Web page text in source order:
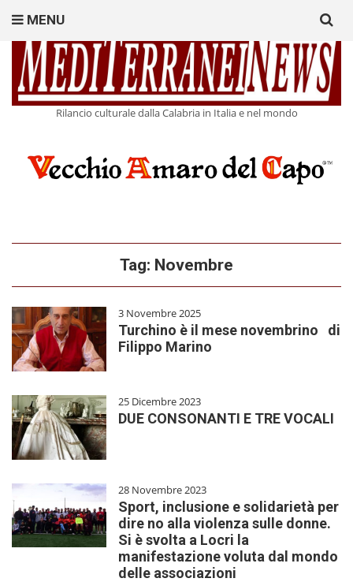
Rilancio culturale dalla Calabria in Italia e nel mondo
MENU
for:
Tag: Novembre
3 Novembre 2025
Turchino è il mese novembrino di
Filippo Marino
25 Dicembre 2023
DUE CONSONANTI E TRE VOCALI
28 Novembre 2023
Sport, inclusione e solidarietà per
dire no alla violenza sulle donne.
Si è svolta a Locri la
manifestazione voluta dal mondo
delle associazioni